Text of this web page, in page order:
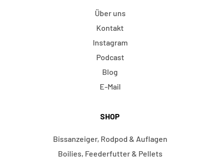
Über uns
Kontakt
Instagram
Podcast
Blog
E-Mail
SHOP
Bissanzeiger, Rodpod & Auflagen
Boilies, Feederfutter & Pellets